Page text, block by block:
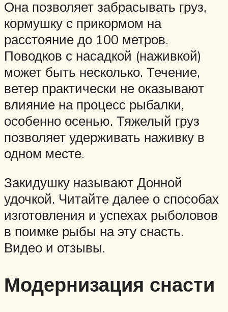
Она позволяет забрасывать груз,
кормушку с прикормом на
расстояние до 100 метров.
Поводков с насадкой (наживкой)
может быть несколько. Течение,
ветер практически не оказывают
влияние на процесс рыбалки,
особенно осенью. Тяжелый груз
позволяет удерживать наживку в
одном месте.
Закидушку называют Донной
удочкой. Читайте далее о способах
изготовления и успехах рыболовов
в поимке рыбы на эту снасть.
Видео и отзывы.
Модернизация снасти